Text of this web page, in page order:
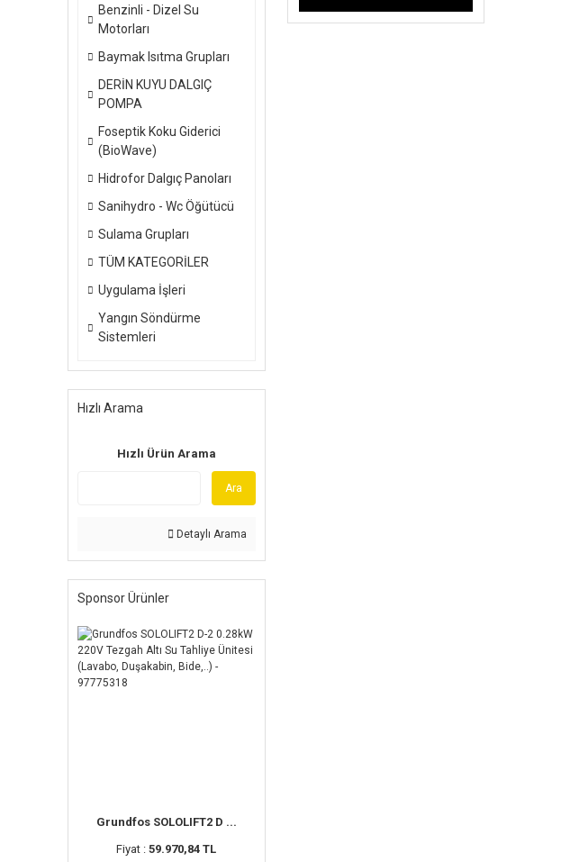
Benzinli - Dizel Su
Motorları
Baymak Isıtma Grupları
DERİN KUYU DALGIÇ
POMPA
Foseptik Koku Giderici
(BioWave)
Hidrofor Dalgıç Panoları
Sanihydro - Wc Öğütücü
Sulama Grupları
TÜM KATEGORİLER
Uygulama İşleri
Yangın Söndürme
Sistemleri
Hızlı Arama
Hızlı Ürün Arama
Ara
Detaylı Arama
Sponsor Ürünler
Grundfos SOLOLIFT2 D ...
Fiyat :59.970,84 TL